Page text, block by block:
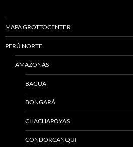
MAPA GROTTOCENTER
PERÚ NORTE
AMAZONAS
BAGUA
BONGARÁ
CHACHAPOYAS
CONDORCANQUI